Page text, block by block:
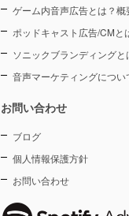
ゲーム内音声広告とは？
ポッドキャスト広告/CM
ソニックブランディング
音声マーケティングについ
お問い合わせ
ブログ
個人情報保護方針
お問い合わせ